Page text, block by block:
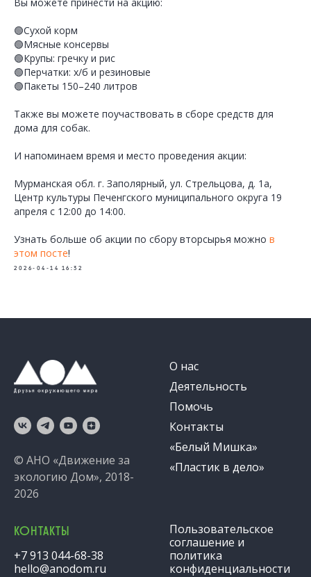
🟢Сухой корм
🟢Мясные консервы
🟢Крупы: гречку и рис
🟢Перчатки: х/б и резиновые
🟢Пакеты 150–240 литров
Также вы можете поучаствовать в сборе средств для
дома для собак.
И напоминаем время и место проведения акции:
Мурманская обл. г. Заполярный, ул. Стрельцова, д. 1а,
Центр культуры Печенгского муниципального округа 19
апреля с 12:00 до 14:00.
Узнать больше об акции по сбору вторсырья можно в
этом посте!
2026-04-14 16:32
© АНО «Движение за
экологию Дом», 2018-
2026
О нас
Деятельность
Помочь
Контакты
«Белый Мишка»
«Пластик в дело»
КОНТАКТЫ
+7 913 044-68-38
hello@anodom.ru
Пользовательское
соглашение и
политика
конфиденциальности